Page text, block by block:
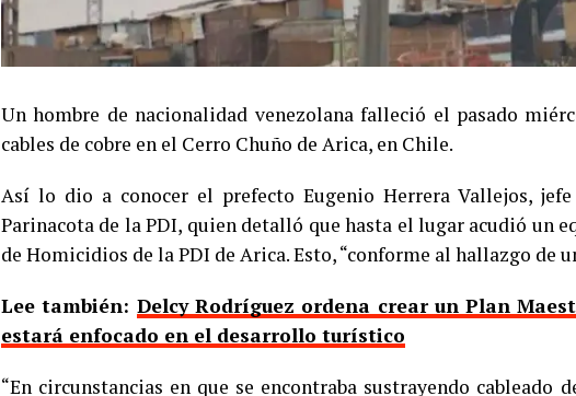
Un hombre de nacionalidad venezolana falleció el pasado
cables de cobre en el Cerro Chuño de Arica, en Chile.
Así lo dio a conocer el prefecto Eugenio Herrera Vallejos,
Parinacota de la PDI, quien detalló que hasta el lugar acudió
de Homicidios de la PDI de Arica. Esto, “conforme al hallazgo de
Lee también: Delcy Rodríguez ordena crear un Plan
estará enfocado en el desarrollo turístico
“En circunstancias en que se encontraba sustrayendo cableado